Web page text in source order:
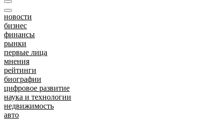
новости
бизнес
финансы
рынки
первые лица
мнения
рейтинги
биографии
цифровое развитие
наука и технологии
недвижимость
авто